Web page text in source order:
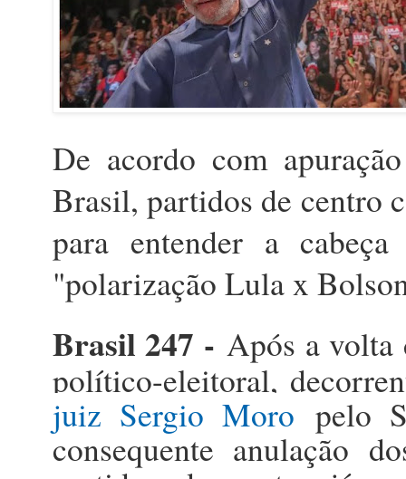
De acordo com
Brasil, partidos de centro
para entender a
"polarização Lula x
Brasil 247 -Após a volta
político-eleitoral,
juiz Sergio Moro pelo
consequente anulação